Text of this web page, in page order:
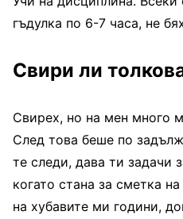
гъдулка по 6-7 часа, не
Свири ли
Свирех, но на мен много
След това беше по
те следи, дава ти задачи
когато стана за сметка
на хубавите ми години,